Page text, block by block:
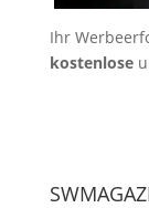
Ihr
kostenlose